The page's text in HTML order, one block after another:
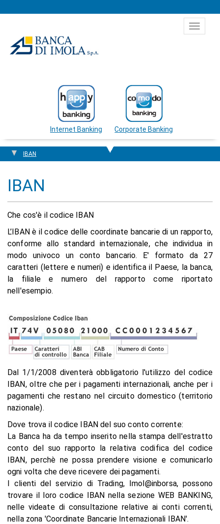
Toggle
Internet Banking Corporate Banking
IBAN
IBAN
Che cos'è il codice IBAN
L’IBANè il codice delle coordinate bancarie di un rapporto,
conforme allo standard internazionale, che individua in
modo univoco un conto bancario. E' formato da 27
caratteri (lettere e numeri) e identifica il Paese, la banca,
la filiale e numero del rapporto come riportato
nell'esempio.
Dal 1/1/2008 diventerà obbligatorio l'utilizzo del codice
IBAN, oltre che per i pagamenti internazionali, anche per i
pagamenti che restano nel circuito domestico (territorio
nazionale).
Dove trova il codice IBAN del suo conto corrente:
La Banca ha da tempo inserito nella stampa dell'estratto
conto del suo rapporto la relativa codifica del codice
IBAN, perchè ne possa prendere visione e comunicarlo
ogni volta che deve ricevere dei pagamenti.
I clienti del servizio di Trading, Imol@inborsa, possono
trovare il loro codice IBAN nella sezione WEB BANKING,
nelle videate di consultazione relative ai conti correnti,
nella zona 'Coordinate Bancarie Internazionali IBAN'.